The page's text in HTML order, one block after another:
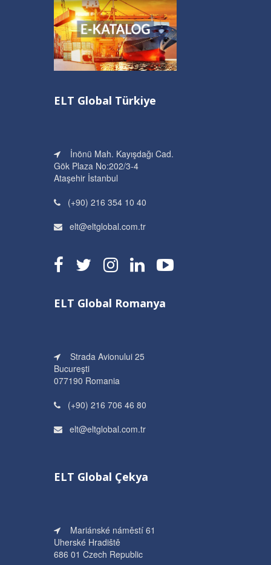
ELT Global Türkiye
İnönü Mah. Kayışdağı Cad.
Gök Plaza No:202/3-4
Ataşehir İstanbul
(+90) 216 354 10 40
elt@eltglobal.com.tr
ELT Global Romanya
Strada Avionului 25
Bucureşti
077190 Romania
(+90) 216 706 46 80
elt@eltglobal.com.tr
ELT Global Çekya
Mariánské náměstí 61
Uherské Hradiště
686 01 Czech Republic